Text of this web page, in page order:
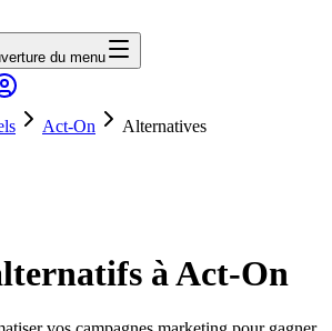
du menu
Act-On Alternatives
à Act-On